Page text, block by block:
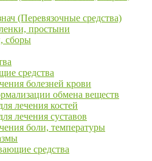
(Перевязочные средства)
простыни
сборы
средства
болезней крови
обмена веществ
лечения костей
лечения суставов
боли, температуры
средства